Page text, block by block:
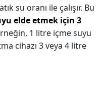
su oranı ile çalışır. Bu
elde etmek için 3
1 litre içme suyu
cihazı 3 veya 4 litre